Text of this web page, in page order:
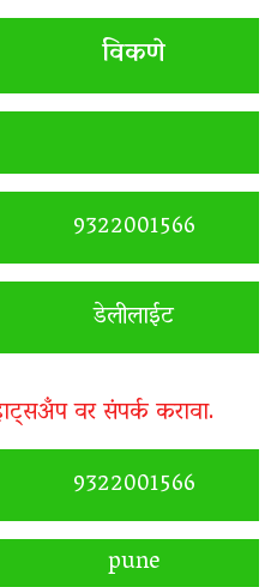
विकणे
9322001566
डेलीलाईट
वर संपर्क करावा.
9322001566
pune